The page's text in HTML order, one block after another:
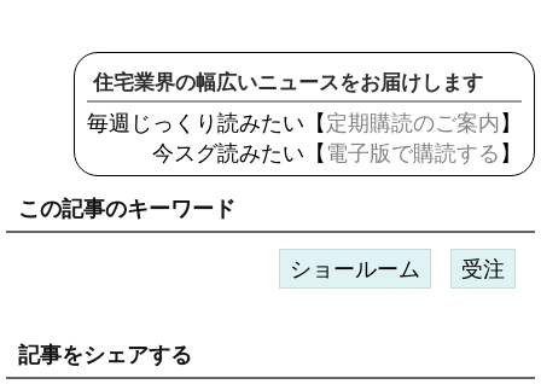
住宅業界の幅広いニュースをお届けします
毎週じっくり読みたい【 定期購読のご案内 】
今スグ読みたい【 電子版で購読する 】
この記事のキーワード
ショールーム 受注
記事をシェアする